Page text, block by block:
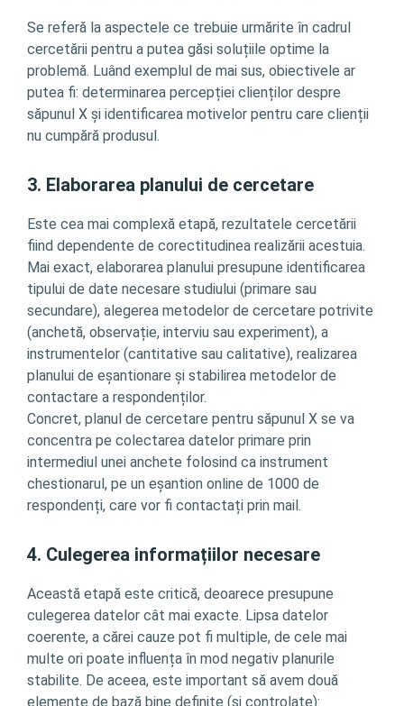
Se referă la aspectele ce trebuie urmărite în cadrul
cercetării pentru a putea găsi soluțiile optime la
problemă. Luând exemplul de mai sus, obiectivele ar
putea fi: determinarea percepției clienților despre
săpunul X și identificarea motivelor pentru care clienții
nu cumpără produsul.
3. Elaborarea planului de cercetare
Este cea mai complexă etapă, rezultatele cercetării
fiind dependente de corectitudinea realizării acestuia.
Mai exact, elaborarea planului presupune identificarea
tipului de date necesare studiului (primare sau
secundare), alegerea metodelor de cercetare potrivite
(anchetă, observație, interviu sau experiment), a
instrumentelor (cantitative sau calitative), realizarea
planului de eșantionare și stabilirea metodelor de
contactare a respondenților.
Concret, planul de cercetare pentru săpunul X se va
concentra pe colectarea datelor primare prin
intermediul unei anchete folosind ca instrument
chestionarul, pe un eșantion online de 1000 de
respondenți, care vor fi contactați prin mail.
4. Culegerea informațiilor necesare
Această etapă este critică, deoarece presupune
culegerea datelor cât mai exacte. Lipsa datelor
coerente, a cărei cauze pot fi multiple, de cele mai
multe ori poate influența în mod negativ planurile
stabilite. De aceea, este important să avem două
elemente de bază bine definite (și controlate):